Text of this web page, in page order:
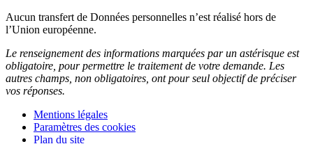
Aucun transfert de Données personnelles n’est réalisé hors de
l’Union européenne.
Le renseignement des informations marquées par un astérisque est
obligatoire, pour permettre le traitement de votre demande. Les
autres champs, non obligatoires, ont pour seul objectif de préciser
vos réponses.
Mentions légales
Paramètres des cookies
Plan du site